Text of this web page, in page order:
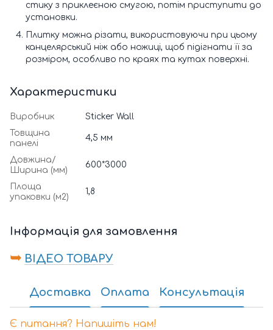
стику з приклеєною смугою, потім приступити до
установки.
Плитку можна різати, використовуючи при цьому
канцелярський ніж або ножиці, щоб підігнати її за
розміром, особливо по краях та кутах поверхні.
Характеристики
Виробник
Sticker Wall
Товщина
панелі
4,5 мм
Довжина/
Ширина (мм)
600*3000
Площа
упаковки (м2)
1,8
Інформація для замовлення
➥ ВІДЕО ТОВАРУ
Доставка Оплата Консультація
Є питання? Напишіть нам!